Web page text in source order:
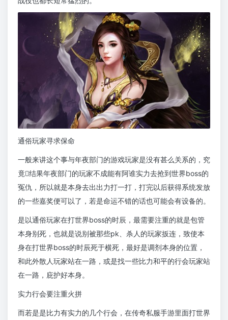
通俗玩家寻求保命
一般来讲这个事与年夜部门的游戏玩家是没有甚么关系的，究
竟结果年夜部门的玩家不成能有阿谁实力去抢到世界boss的
冤仇，所以就是本身去出出力打一打，打完以后获得系统发放
的一些嘉奖便可以了，若是命运不错的话也可能会有设备的。
是以通俗玩家在打世界boss的时辰，最需要注重的就是包管
本身别死，也就是说别被那些pk、杀人的玩家扳连，致使本
身在打世界boss的时辰死于横死，最好是调剂本身的位置，
和此外散人玩家站在一路，或是找一些比力和平的行会玩家站
在一路，庇护好本身。
实力行会要注重火拼
而若是是比力有实力的几个行会，在传奇私服手游里面打世界